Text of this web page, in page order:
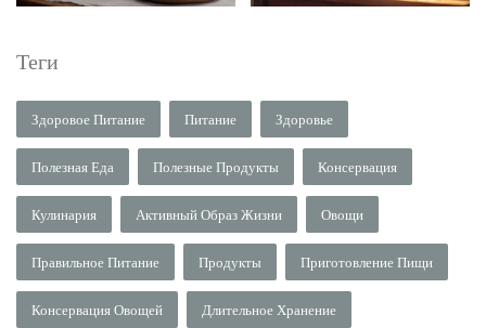
Теги
Здоровое Питание Питание Здоровье
Полезная Еда Полезные Продукты Консервация
Кулинария Активный Образ Жизни Овощи
Правильное Питание Продукты Приготовление Пищи
Консервация Овощей Длительное Хранение